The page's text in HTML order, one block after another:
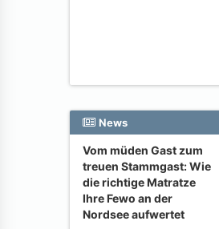
News
Vom müden Gast zum
treuen Stammgast: Wie
die richtige Matratze
Ihre Fewo an der
Nordsee aufwertet